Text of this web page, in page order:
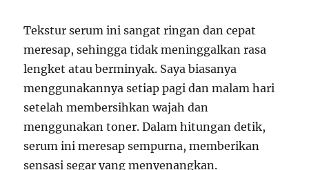
Tekstur serum ini sangat ringan dan cepat
meresap, sehingga tidak meninggalkan rasa
lengket atau berminyak. Saya biasanya
menggunakannya setiap pagi dan malam hari
setelah membersihkan wajah dan
menggunakan toner. Dalam hitungan detik,
serum ini meresap sempurna, memberikan
sensasi segar yang menyenangkan.